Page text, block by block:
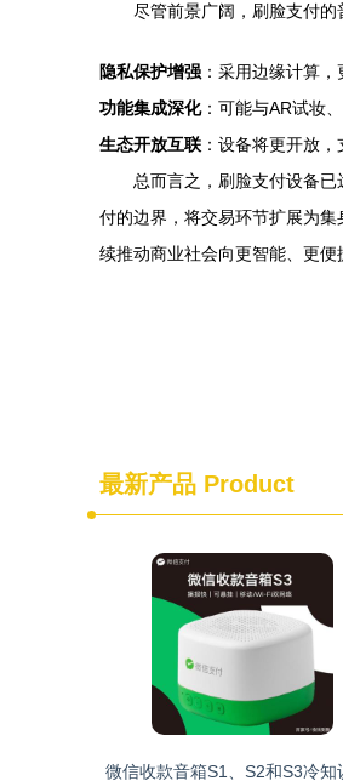
尽管前景广阔，刷脸支付
隐私保护增强 ：采用边缘计算
功能集成深化：可能与AR试妆
生态开放互联 ：设备将更开放
总而言之，刷脸支付设备
付的边界，将交易环节扩展为
续推动商业社会向更智能、更便
最新产品 Product